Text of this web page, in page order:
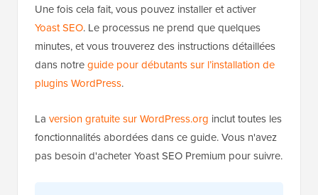
Une fois cela fait, vous pouvez installer et activer
Yoast SEO. Le processus ne prend que quelques
minutes, et vous trouverez des instructions détaillées
dans notreguide pour débutants sur l’installation de
plugins WordPress.
La version gratuite sur WordPress.org inclut toutes les
fonctionnalités abordées dans ce guide. Vous n'avez
pas besoin d'acheter Yoast SEO Premium pour suivre.